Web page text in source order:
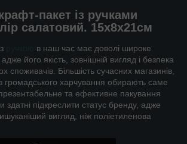
пакет із ручками
салатовий. 15х8х21см
в наш час має доволі широке
його якість, зовнішній вигляд і безпека
споживачів. Більшість сучасних магазинів,
громадського харчування обирають саме
та ефективне пакування
здатні підкреслити статус бренду, адже
вигляд, ніж поліетиленова